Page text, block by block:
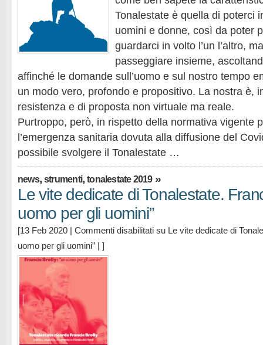
Tonalestate è quella di poterci
uomini e donne, così da poter
guardarci in volto l’un l’altro,
passeggiare insieme,
affinché le domande sull’uomo e sul nostro tempo
un modo vero, profondo e propositivo. La nostra è,
resistenza e di proposta non virtuale ma reale.
Purtroppo, però, in rispetto della normativa vigente
l’emergenza sanitaria dovuta alla diffusione del
possibile svolgere il Tonalestate …
news,strumenti,tonalestate 2019»
Le vite dedicate di Tonalestate.
uomo per gli uomini”
[13 Feb 2020 | Commenti disabilitati su Le vite dedicate di
uomo per gli uomini” | ]